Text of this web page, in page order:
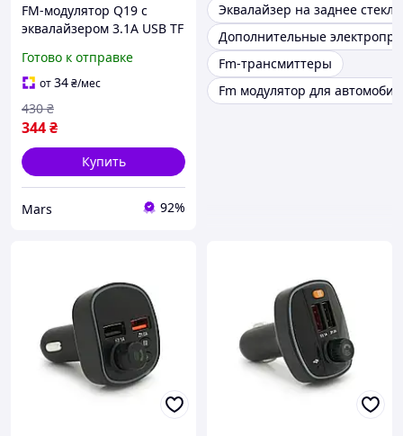
FM-модулятор Q19 с
эквалайзером 3.1A USB TF
Готово к отправке
от34₴/мес
344₴
430 ₴
Купить
Mars 92%
Эквалайзер на заднее
Дополнительные
Fm-трансмиттеры
Fm модулятор для